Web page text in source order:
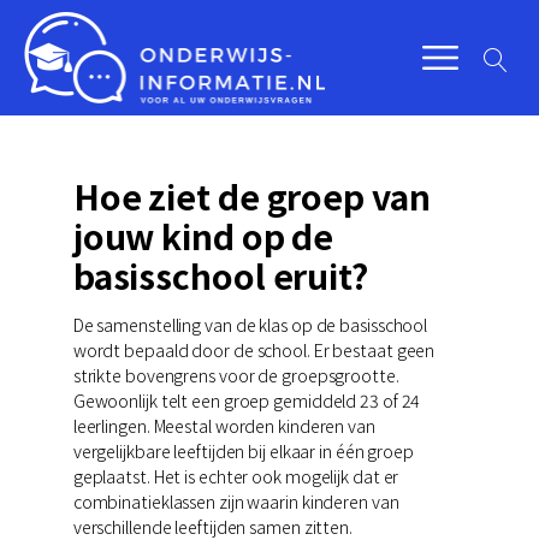
Hoe ziet de groep van
jouw kind op de
basisschool eruit?
De samenstelling van de klas op de basisschool
wordt bepaald door de school. Er bestaat geen
strikte bovengrens voor de groepsgrootte.
Gewoonlijk telt een groep gemiddeld 23 of 24
leerlingen. Meestal worden kinderen van
vergelijkbare leeftijden bij elkaar in één groep
geplaatst. Het is echter ook mogelijk dat er
combinatieklassen zijn waarin kinderen van
verschillende leeftijden samen zitten.